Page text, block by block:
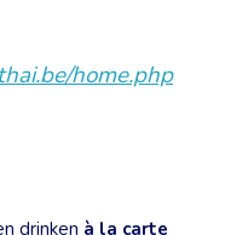
home.php
drinken à la carte